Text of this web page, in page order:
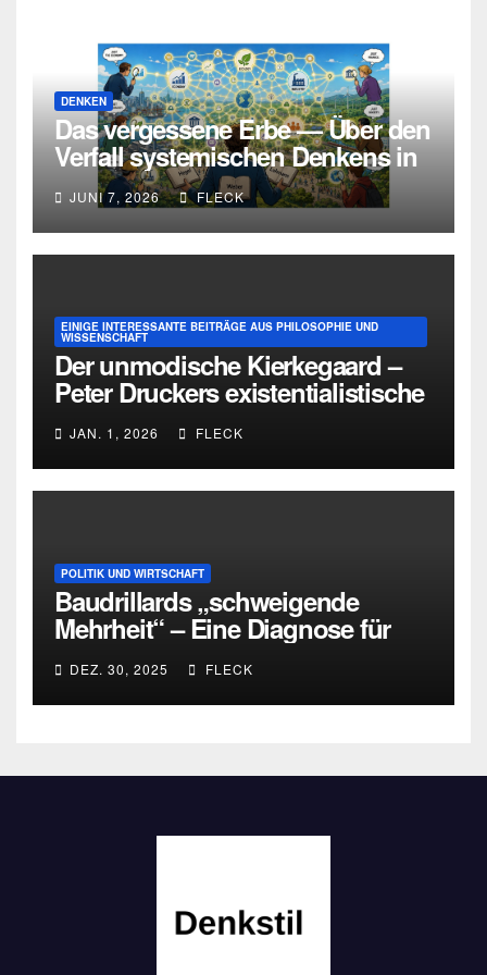
DENKEN
Das vergessene Erbe — Über den
Verfall systemischen Denkens in
Deutschland
JUNI 7, 2026 FLECK
EINIGE INTERESSANTE BEITRÄGE AUS PHILOSOPHIE UND
WISSENSCHAFT
Der unmodische Kierkegaard –
Peter Druckers existentialistische
JAN. 1, 2026 FLECK
POLITIK UND WIRTSCHAFT
Baudrillards „schweigende
Mehrheit“ – Eine Diagnose für
DEZ. 30, 2025 FLECK